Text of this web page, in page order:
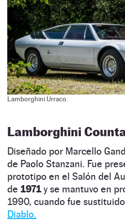
Lamborghini Urraco.
Lamborghini
Diseñado por Marcello
de Paolo Stanzani. Fue
prototipo en el Salón del
de 1971 y se mantuvo en
1990, cuando fue
Diablo.